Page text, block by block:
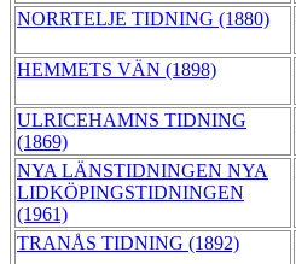
NORRTELJE TIDNING (1880)
HEMMETS VÄN (1898)
ULRICEHAMNS TIDNING
(1869)
NYA LÄNSTIDNINGEN NYA
LIDKÖPINGSTIDNINGEN
(1961)
TRANÅS TIDNING (1892)